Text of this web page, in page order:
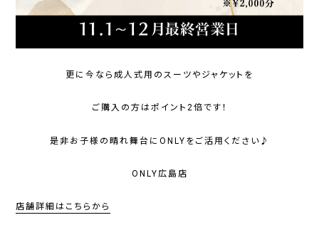
更に今なら成人式用のスーツやジャケットを
ご購入の方はポイント2倍です！
是非お子様の晴れ舞台にONLYをご活用ください♪
ONLY広島店
店舗詳細はこちらから